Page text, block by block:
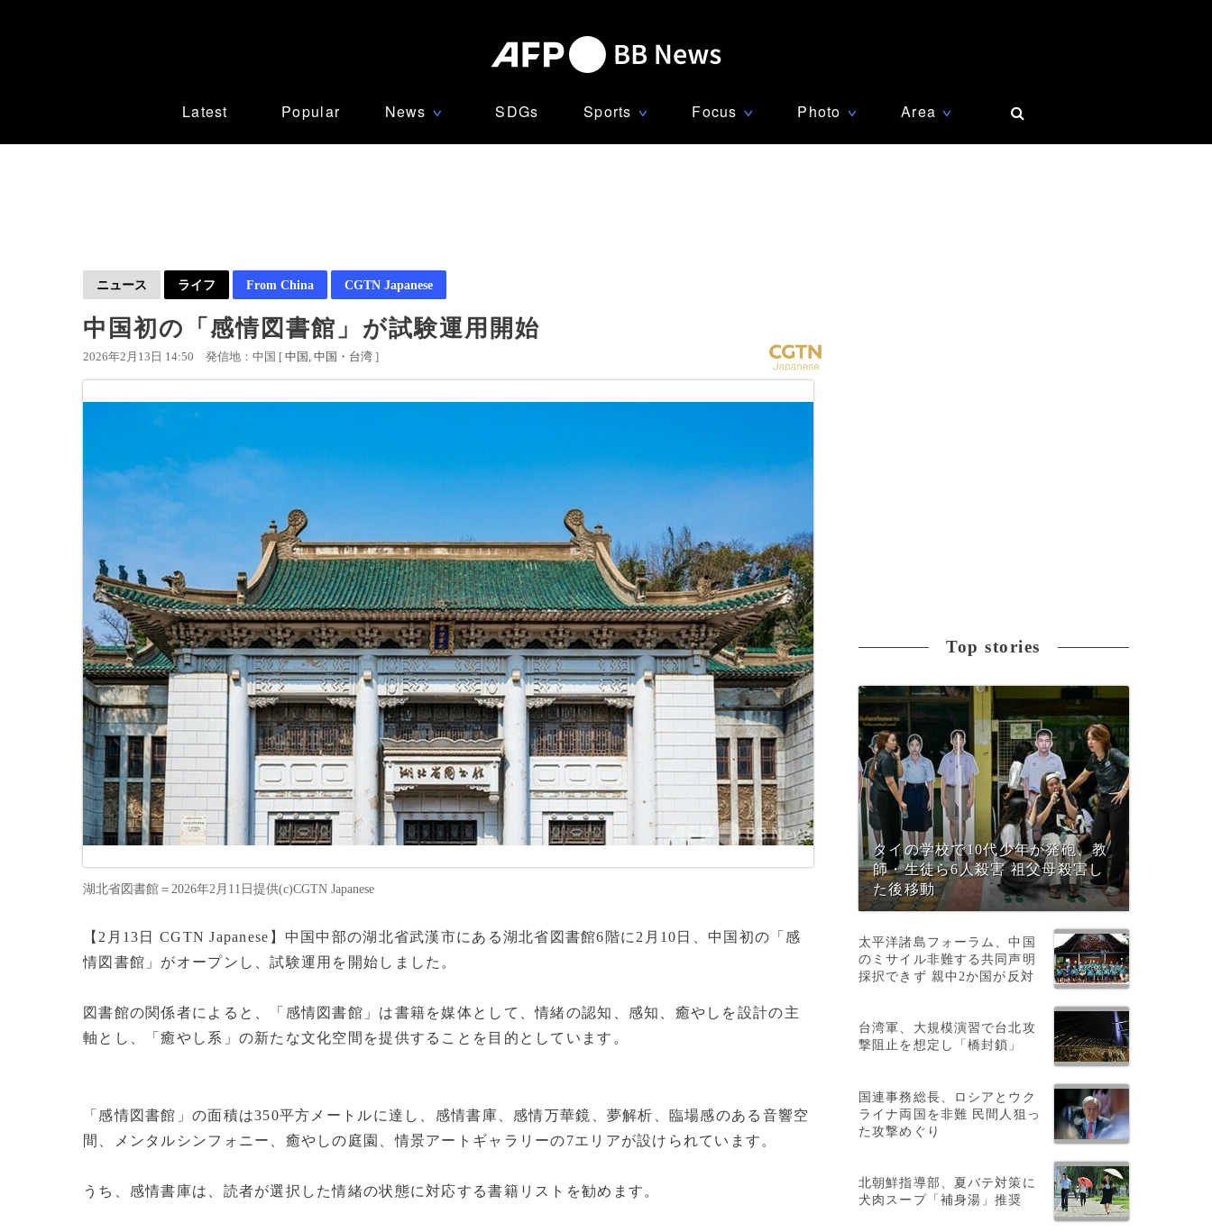
Latest Popular News ∨ SDGs Sports ∨ Focus ∨ Photo ∨ Area ∨
ニュース ライフ From China CGTN Japanese
中国初の「感情図書館」が試験運用開始
2026年2月13日 14:50 発信地：中国 [ 中国 中国・台湾 ]
湖北省図書館＝2026年2月11日提供(c)CGTN Japanese
【2月13日 CGTN Japanese】中国中部の湖北省武漢市にある湖北省図書館6階に2月10日、中国初の「感
情図書館」がオープンし、試験運用を開始しました。
図書館の関係者によると、「感情図書館」は書籍を媒体として、情緒の認知、感知、癒やしを設計の主
軸とし、「癒やし系」の新たな文化空間を提供することを目的としています。
「感情図書館」の面積は350平方メートルに達し、感情書庫、感情万華鏡、夢解析、臨場感のある音響空
間、メンタルシンフォニー、癒やしの庭園、情景アートギャラリーの7エリアが設けられています。
うち、感情書庫は、読者が選択した情緒の状態に対応する書籍リストを勧めます。
Top stories
タイの学校で10代少年が発砲、教
師・生徒ら6人殺害 祖父母殺害し
た後移動
太平洋諸島フォーラム、中国
のミサイル非難する共同声明
採択できず 親中2か国が反対
台湾軍、大規模演習で台北攻
撃阻止を想定し「橋封鎖」
国連事務総長、ロシアとウク
ライナ両国を非難 民間人狙っ
た攻撃めぐり
北朝鮮指導部、夏バテ対策に
犬肉スープ「補身湯」推奨